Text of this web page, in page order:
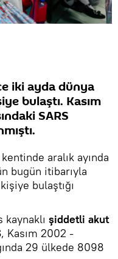
iki ayda dünya
bulaştı. Kasım
SARS
kentinde aralık ayında
bugün itibarıyla
bulaştığı
şiddetli akut
, Kasım 2002 -
29 ülkede 8098